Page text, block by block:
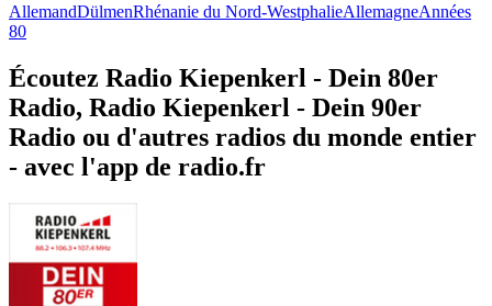
AllemandDülmenRhénanie du Nord-WestphalieAllemagneAnnées
80
Écoutez Radio Kiepenkerl - Dein 80er
Radio, Radio Kiepenkerl - Dein 90er
Radio ou d'autres radios du monde entier
- avec l'app de radio.fr